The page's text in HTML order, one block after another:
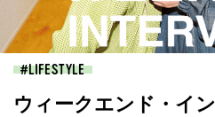
LIFESTYLE
ウィークエンド・イ